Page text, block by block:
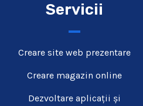
Servicii
Creare site web prezentare​
Creare magazin online
Dezvoltare aplicații și